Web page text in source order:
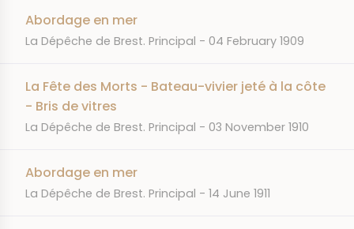
Abordage en mer
JOURNAL
La Dépêche de Brest. Principal DATE
04 February 1909
La Fête des Morts - Bateau-vivier jeté à la côte
- Bris de vitres
JOURNAL
La Dépêche de Brest. Principal DATE
03 November 1910
Abordage en mer
JOURNAL
La Dépêche de Brest. Principal DATE
14 June 1911